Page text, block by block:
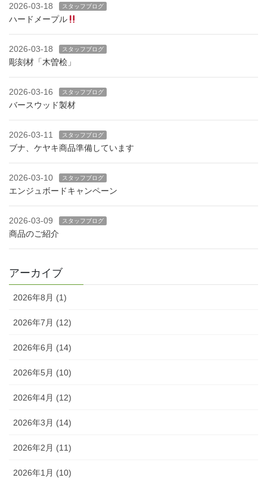
2026-03-18 スタッフブログ
ハードメープル
2026-03-18 スタッフブログ
彫刻材「木曽桧」
2026-03-16 スタッフブログ
バースウッド製材
2026-03-11 スタッフブログ
ブナ、ケヤキ商品準備しています
2026-03-10 スタッフブログ
エンジュボードキャンペーン
2026-03-09 スタッフブログ
商品のご紹介
アーカイブ
2026年8月 (1)
2026年7月 (12)
2026年6月 (14)
2026年5月 (10)
2026年4月 (12)
2026年3月 (14)
2026年2月 (11)
2026年1月 (10)